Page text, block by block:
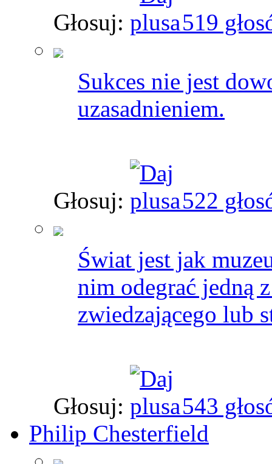
Głosuj: 519
Sukces nie jest
uzasadnieniem.
Głosuj: 522
Świat jest jak
nim odegrać jedną
zwiedzającego lub
Głosuj:
543
Philip Chesterfield